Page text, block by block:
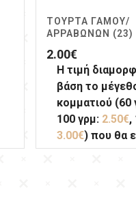
ΤΟΎΡΤΑ ΓΆΜΟΥ/
ΑΡΡΑΒΏΝΩΝ (23)
2.00€
Η τιμή
βάση το
κομματιού (60
100 γρμ: 2.50€,
3.00€) που θα